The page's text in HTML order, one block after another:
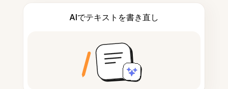
AIでテキストを書き直し